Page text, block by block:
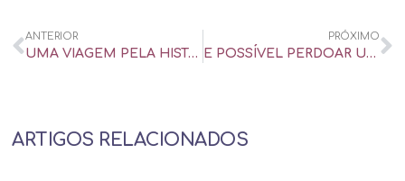
ANTERIOR
UMA VIAGEM PELA HISTÓRIA DO CLITÓRIS: ATÉ COLOMBO DESCOBRIU O PRAZER NELE! – UOL UNIVERSA
PRÓXIMO
E POSSÍVEL PERDOAR UMA TRAIÇÃO? – NOITE TOTAL – ENTREVISTA
ARTIGOS RELACIONADOS